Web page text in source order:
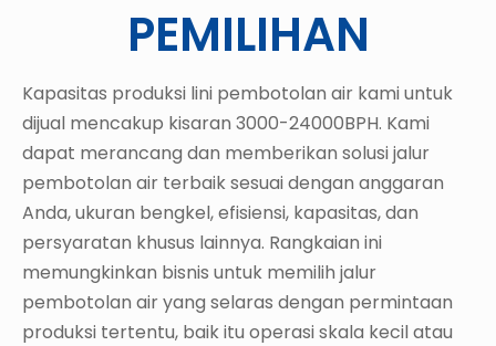
PEMILIHAN
Kapasitas produksi lini pembotolan air kami untuk
dijual mencakup kisaran 3000-24000BPH. Kami
dapat merancang dan memberikan solusi jalur
pembotolan air terbaik sesuai dengan anggaran
Anda, ukuran bengkel, efisiensi, kapasitas, dan
persyaratan khusus lainnya. Rangkaian ini
memungkinkan bisnis untuk memilih jalur
pembotolan air yang selaras dengan permintaan
produksi tertentu, baik itu operasi skala kecil atau